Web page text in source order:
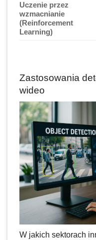
Uczenie przez
wzmacnianie
(Reinforcement
Learning)
Zastosowania
wideo
W jakich sektorach